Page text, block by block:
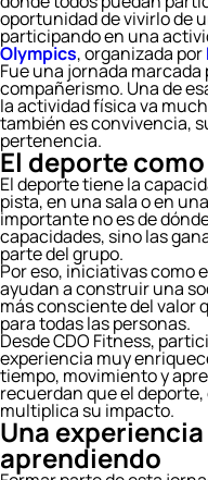
oportunidad de vivirlo de
participando en una
Olympics, organizada por
Fue una jornada
compañerismo. Una de
la actividad física va
también es convivencia,
pertenencia.
El deporte
El deporte tiene la
pista, en una sala o en
importante no es de
capacidades, sino las
parte del grupo.
Por eso, iniciativas como
ayudan a construir una
más consciente del valor
para todas las personas.
Desde CDO Fitness,
experiencia muy
tiempo, movimiento y
recuerdan que el
multiplica su impacto.
Una
aprendiendo